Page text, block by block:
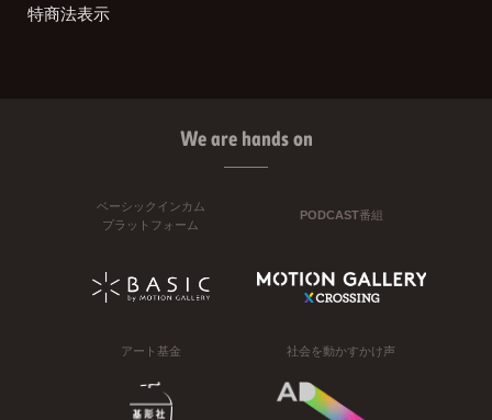
特商法表示
We are hands on
ベーシックインカム
プラットフォーム
PODCAST番組
アート基金 社会を動かすかけ声